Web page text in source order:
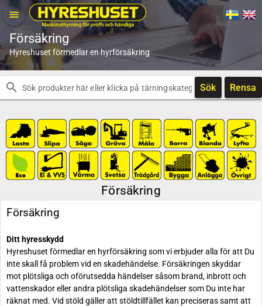
menu
Försäkring
Hyreshuset förmedlar en hyrförsäkring
search Sök Rensa
Försäkring
Försäkring
Ditt hyresskydd
Hyreshuset förmedlar en hyrförsäkring som vi erbjuder alla för att Du
inte skall få problem vid en skadehändelse. Försäkringen skyddar
mot plötsliga och oförutsedda händelser såsom brand, inbrott och
vattenskador eller andra plötsliga skadehändelser som Du inte har
räknat med. Vid stöld gäller att stöldtillfället kan preciseras samt att